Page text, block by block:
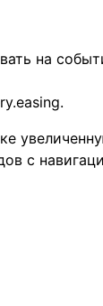
на
с